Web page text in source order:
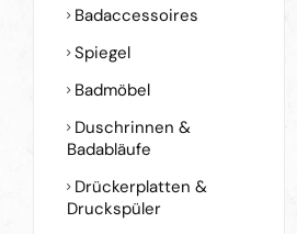
Badaccessoires
Spiegel
Badmöbel
Duschrinnen &
Badabläufe
Drückerplatten &
Druckspüler